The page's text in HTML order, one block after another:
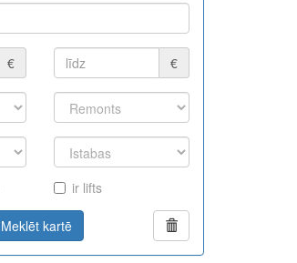
€ €
ir lifts
Meklēt kartē